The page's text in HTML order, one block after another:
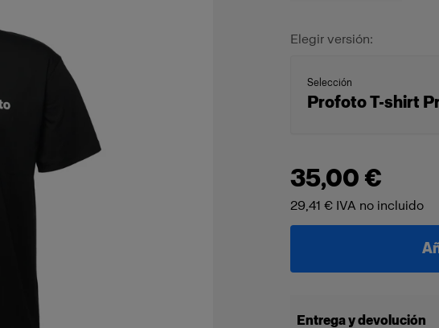
Elegir versión:
Selección
Profoto T-shirt
35,00 €
29,41 € IVA no incluido
Entrega y devolución